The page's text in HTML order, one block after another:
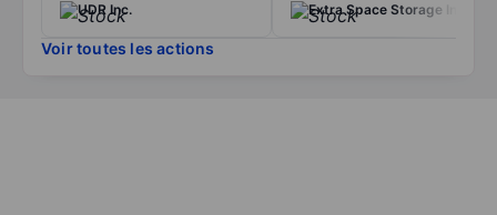
UDR Inc. Extra Space Storage Inc.
Voir toutes les actions